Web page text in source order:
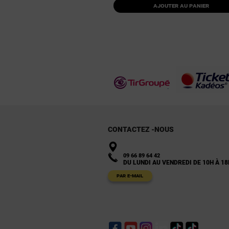
Ajouter au panier
CONTACTEZ -NOUS
09 66 89 64 42
DU LUNDI AU VENDREDI DE 10H À
PAR E-MAIL
FacebookYouTubeInstagramLinkedInTikTok